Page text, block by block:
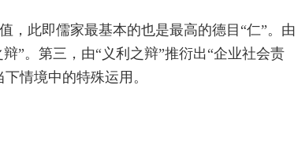
，此即儒家最基本的也是最高的德目“仁”。由
”。第三，由“义利之辩”推衍出“企业社会责
情境中的特殊运用。